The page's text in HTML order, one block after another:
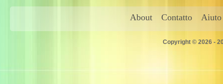
About Contatto Aiuto
Copyright © 2026 -